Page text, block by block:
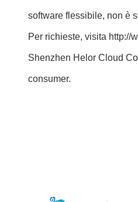
software flessibile, non è
Per richieste, visita http://
Shenzhen Helor Cloud
consumer.